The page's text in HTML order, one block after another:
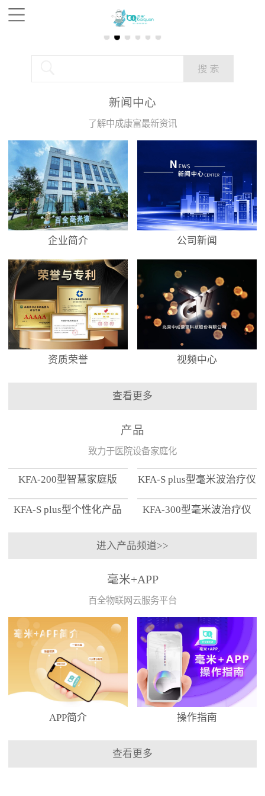
新闻中心
了解中成康富最新资讯
企业简介 公司新闻
资质荣誉 视频中心
查看更多
产品
致力于医院设备家庭化
KFA-200型智慧家庭版 KFA-S plus型毫米波治疗仪
KFA-S plus型个性化产品
KFA-300型毫米波治疗仪
进入产品频道>>
毫米+APP
百全物联网云服务平台
APP简介 操作指南
查看更多